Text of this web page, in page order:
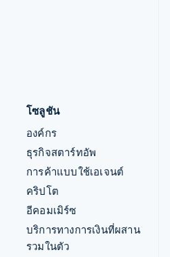
โซลูชัน
องค์กร
ธุรกิจสตาร์ทอัพ
การค้าแบบใช้เอเจนต์
คริปโต
อีคอมเมิร์ซ
บริการทางการเงินที่ผสาน
รวมในตัว